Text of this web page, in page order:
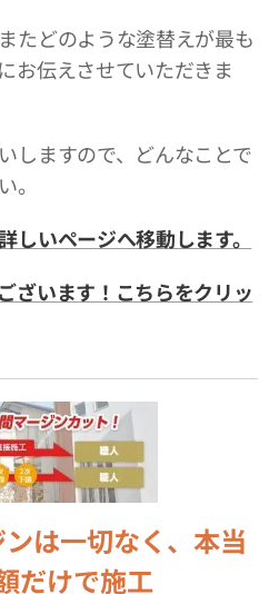
たどのような塗替えが最も
お伝えさせていただきま
しますので、どんなことで
。
しいページへ移動します。
ざいます！こちらをクリッ
は一切なく、本当
だけで施工